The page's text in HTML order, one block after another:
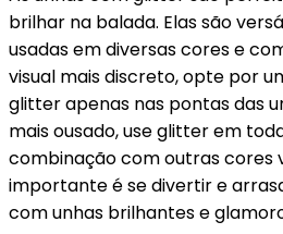
brilhar na balada. Elas são
usadas em diversas cores e
visual mais discreto, opte por
glitter apenas nas pontas das
mais ousado, use glitter em
combinação com outras cores
importante é se divertir e
com unhas brilhantes e